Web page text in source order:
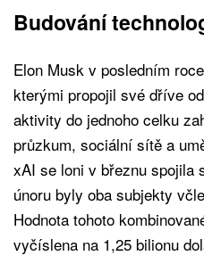
Budování
Elon Musk v posledním
kterými propojil své dříve
aktivity do jednoho celku
průzkum, sociální sítě a
xAI se loni v březnu spojila
únoru byly oba subjekty
Hodnota tohoto
vyčíslena na 1,25 bilionu